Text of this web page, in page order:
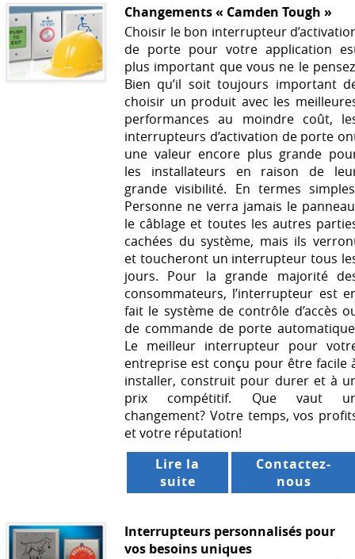
Changements « Camden Tough »
Choisir le bon interrupteur
de porte pour votre application
plus important que vous ne le
Bien qu’il soit toujours important
choisir un produit avec les
performances au moindre coût,
interrupteurs d’activation de porte
une valeur encore plus grande
les installateurs en raison de
grande visibilité. En termes
Personne ne verra jamais le
le câblage et toutes les autres
cachées du système, mais ils
et toucheront un interrupteur tous
jours. Pour la grande majorité
consommateurs, l’interrupteur est
fait le système de contrôle d’accès
de commande de porte
Le meilleur interrupteur pour
entreprise est conçu pour être facile
installer, construit pour durer et à
prix compétitif. Que vaut
changement? Votre temps, vos
et votre réputation!
Lire la
suite
Contactez-
nous
Interrupteurs personnalisés pour
vos besoins uniques